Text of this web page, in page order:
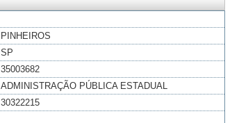
PINHEIROS
SP
35003682
ADMINISTRAÇÃO PÚBLICA ESTADUAL
30322215